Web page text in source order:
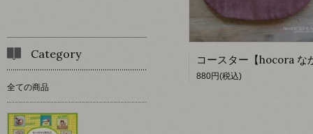
880円(税込)
Category
全ての商品